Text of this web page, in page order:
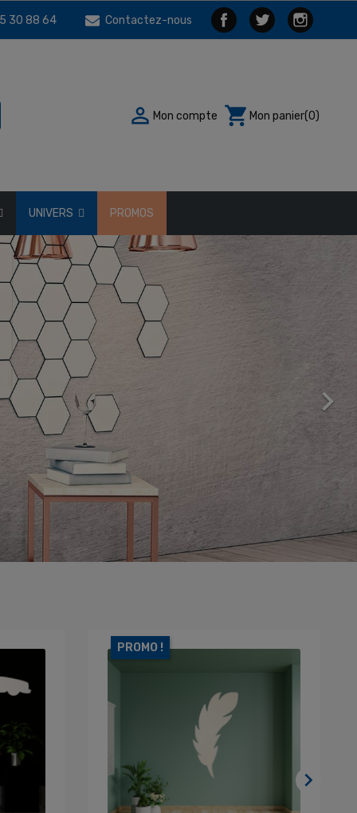
30 88 64 Contactez-nous
 Mon compte shopping_cart Mon panier(0)
UNIVERS PROMOS

PROMO !
